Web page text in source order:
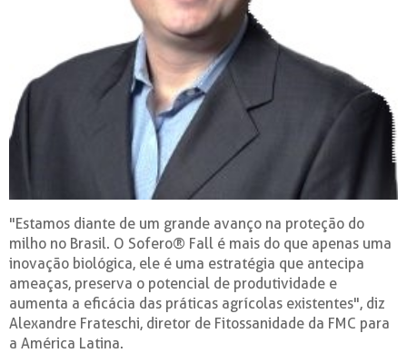
"Estamos diante de um grande avanço na proteção do
milho no Brasil. O Sofero® Fall é mais do que apenas uma
inovação biológica, ele é uma estratégia que antecipa
ameaças, preserva o potencial de produtividade e
aumenta a eficácia das práticas agrícolas existentes", diz
Alexandre Frateschi, diretor de Fitossanidade da FMC para
a América Latina.